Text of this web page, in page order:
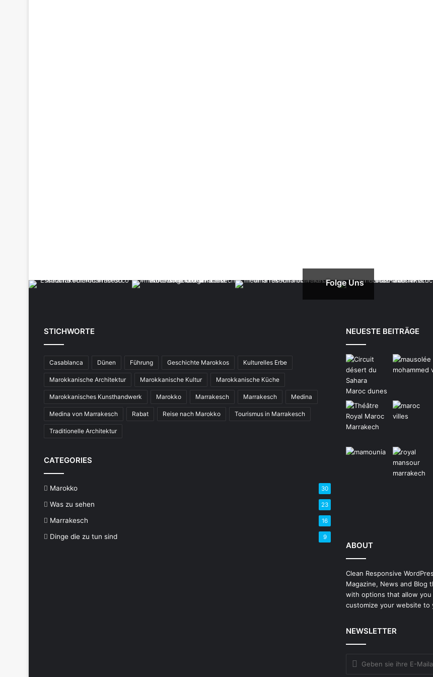
Folge Uns
STICHWORTE
Casablanca Dünen Führung Geschichte Marokkos Kulturelles Erbe
Marokkanische Architektur Marokkanische Kultur Marokkanische Küche
Marokkanisches Kunsthandwerk Marokko Marrakesch Marrakesch Medina
Medina von Marrakesch Rabat Reise nach Marokko Tourismus in Marrakesch
Traditionelle Architektur
CATEGORIES
Marokko 30
Was zu sehen 23
Marrakesch 16
Dinge die zu tun sind 9
NEUESTE BEITRÄGE
ABOUT
Clean Responsive
Magazine, News and Blog
with options that allow
customize your website to
NEWSLETTER
Geben
sie